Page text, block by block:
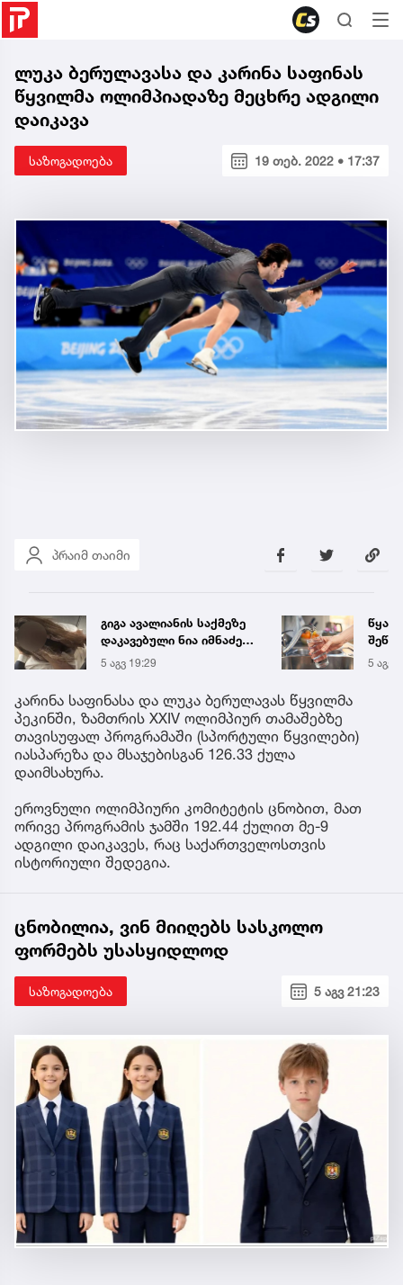
ლუკა ბერულავასა და კარინა საფინას
წყვილმა ოლიმპიადაზე მეცხრე ადგილი
დაიკავა
საზოგადოება 19 თებ. 2022 • 17:37
პრაიმ თაიმი
გიგა ავალიანის საქმეზე
დაკავებული ნია იმნაძე
კლინიკაში გადაჰყავთ
5 აგვ 19:29 5 აგვ
კარინა საფინასა და ლუკა ბერულავას წყვილმა
პეკინში, ზამთრის XXIV ოლიმპიურ თამაშებზე
თავისუფალ პროგრამაში (სპორტული წყვილები)
იასპარეზა და მსაჯებისგან 126.33 ქულა
დაიმსახურა.
ეროვნული ოლიმპიური კომიტეტის ცნობით, მათ
ორივე პროგრამის ჯამში 192.44 ქულით მე-9
ადგილი დაიკავეს, რაც საქართველოსთვის
ისტორიული შედეგია.
ცნობილია, ვინ მიიღებს სასკოლო
ფორმებს უსასყიდლოდ
საზოგადოება 5 აგვ 21:23